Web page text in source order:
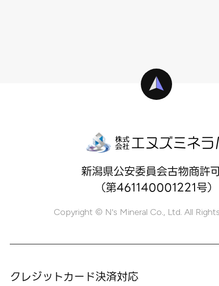
新潟県公安委員会古物商許
（第461140001221号）
Copyright © N's Mineral Co., Ltd. All
クレジットカード決済対応